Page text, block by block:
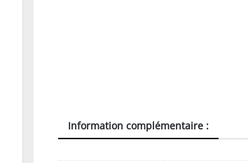
Information complémentaire :